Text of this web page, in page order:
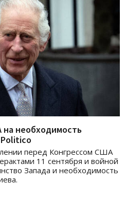
необходимость
перед Конгрессом США
11 сентября и войной
Запада и необходимость